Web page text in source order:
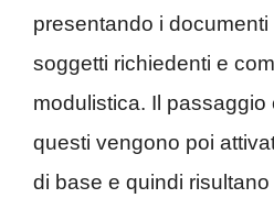
presentando i
soggetti richiedenti e
modulistica. Il passaggio
questi vengono poi
di base e quindi